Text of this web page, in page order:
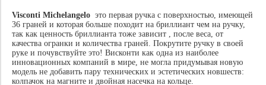
Visconti Michelangelo это первая ручка с поверхностью, имеющей
36 граней и которая больше походит на бриллиант чем на ручку,
так как ценность бриллианта тоже зависит , после веса, от
качества огранки и количества граней. Покрутите ручку в своей
руке и почувствуйте это! Висконти как одна из наиболее
инновационных компаний в мире, не могла придумывая новую
модель не добавить пару технических и эстетических новшеств:
колпачок на магните и двойная насечка на кольце.